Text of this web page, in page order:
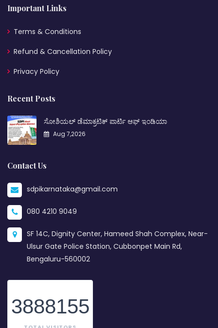
Important Links
Terms & Conditions
Refund & Cancellation Policy
Privacy Policy
Recent Posts
ಸೋಶಿಯಲ್ ಡೆಮಾಕ್ರಟಿಕ್ ಪಾರ್ಟಿ ಆಫ್ ಇಂಡಿಯಾ
Aug 7,2026
Contact Us
sdpikarnataka@gmail.com
080 4210 9049
SF 14C, Dignity Center, Hameed Shah Complex, Near-
Ulsur Gate Police Station, Cubbonpet Main Rd,
Bengaluru-560002
3888155